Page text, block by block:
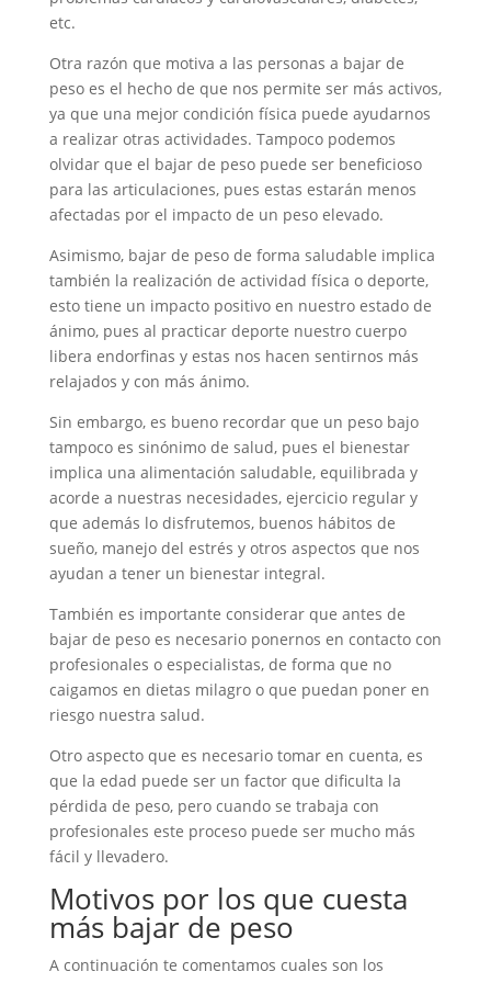
etc.
Otra razón que motiva a las personas a bajar de
peso es el hecho de que nos permite ser más activos,
ya que una mejor condición física puede ayudarnos
a realizar otras actividades. Tampoco podemos
olvidar que el bajar de peso puede ser beneficioso
para las articulaciones, pues estas estarán menos
afectadas por el impacto de un peso elevado.
Asimismo, bajar de peso de forma saludable implica
también la realización de actividad física o deporte,
esto tiene un impacto positivo en nuestro estado de
ánimo, pues al practicar deporte nuestro cuerpo
libera endorfinas y estas nos hacen sentirnos más
relajados y con más ánimo.
Sin embargo, es bueno recordar que un peso bajo
tampoco es sinónimo de salud, pues el bienestar
implica una alimentación saludable, equilibrada y
acorde a nuestras necesidades, ejercicio regular y
que además lo disfrutemos, buenos hábitos de
sueño, manejo del estrés y otros aspectos que nos
ayudan a tener un bienestar integral.
También es importante considerar que antes de
bajar de peso es necesario ponernos en contacto con
profesionales o especialistas, de forma que no
caigamos en dietas milagro o que puedan poner en
riesgo nuestra salud.
Otro aspecto que es necesario tomar en cuenta, es
que la edad puede ser un factor que dificulta la
pérdida de peso, pero cuando se trabaja con
profesionales este proceso puede ser mucho más
fácil y llevadero.
Motivos por los que cuesta
más bajar de peso
A continuación te comentamos cuales son los